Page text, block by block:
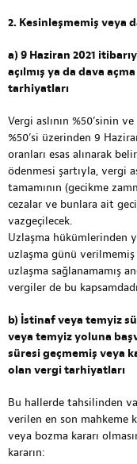
2. Kesinleşmemiş veya
a) 9 Haziran 2021
açılmış ya da dava
tarhiyatları
Vergi aslının %50’sinin
%50’si üzerinden 9
oranları esas alınarak
ödenmesi şartıyla, vergi
tamamının (gecikme
cezalar ve bunlara ait
vazgeçilecek.
Uzlaşma hükümlerinden
uzlaşma günü
uzlaşma sağlanamamış
vergiler de bu
b) İstinaf veya temyiz
veya temyiz yoluna
süresi geçmemiş veya
olan vergi tarhiyatları
Bu hallerde tahsilinden
verilen en son mahkeme
veya bozma kararı
kararın: